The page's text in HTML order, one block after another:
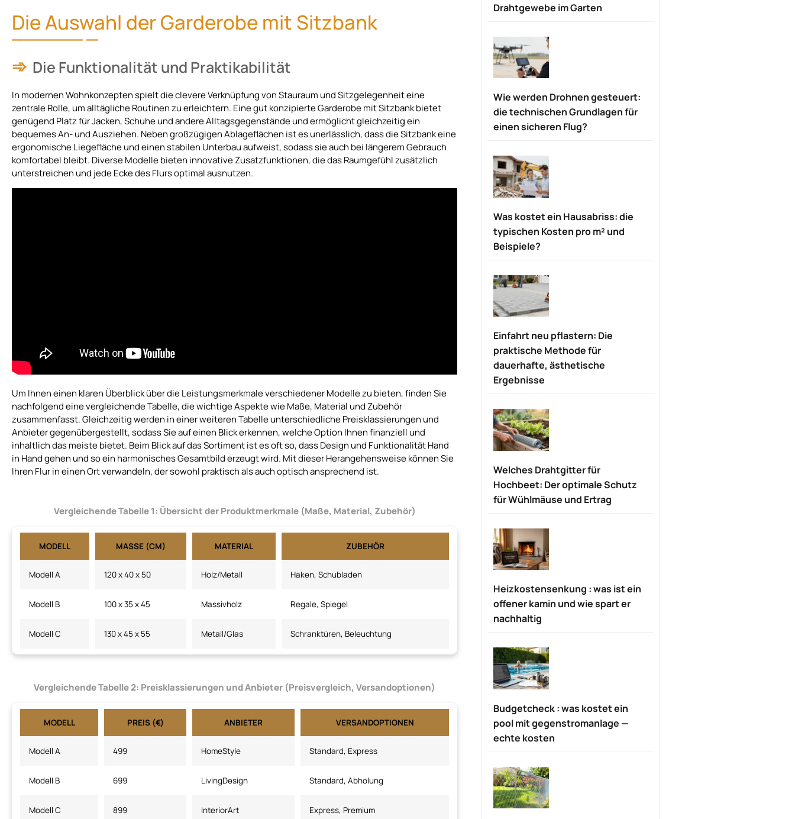
Die Auswahl der Garderobe mit Sitzbank
Die Funktionalität und Praktikabilität
In modernen Wohnkonzepten spielt die clevere Verknüpfung von Stauraum und Sitzgelegenheit eine
zentrale Rolle, um alltägliche Routinen zu erleichtern. Eine gut konzipierte Garderobe mit Sitzbank bietet
genügend Platz für Jacken, Schuhe und andere Alltagsgegenstände und ermöglicht gleichzeitig ein
bequemes An- und Ausziehen. Neben großzügigen Ablageflächen ist es unerlässlich, dass die Sitzbank eine
ergonomische Liegefläche und einen stabilen Unterbau aufweist, sodass sie auch bei längerem Gebrauch
komfortabel bleibt. Diverse Modelle bieten innovative Zusatzfunktionen, die das Raumgefühl zusätzlich
unterstreichen und jede Ecke des Flurs optimal ausnutzen.
Um Ihnen einen klaren Überblick über die Leistungsmerkmale verschiedener Modelle zu bieten, finden Sie
nachfolgend eine vergleichende Tabelle, die wichtige Aspekte wie Maße, Material und Zubehör
zusammenfasst. Gleichzeitig werden in einer weiteren Tabelle unterschiedliche Preisklassierungen und
Anbieter gegenübergestellt, sodass Sie auf einen Blick erkennen, welche Option Ihnen finanziell und
inhaltlich das meiste bietet. Beim Blick auf das Sortiment ist es oft so, dass Design und Funktionalität Hand
in Hand gehen und so ein harmonisches Gesamtbild erzeugt wird. Mit dieser Herangehensweise können Sie
Ihren Flur in einen Ort verwandeln, der sowohl praktisch als auch optisch ansprechend ist.
Vergleichende Tabelle 1: Übersicht der Produktmerkmale (Maße, Material, Zubehör)
MODELL MASSE (CM) MATERIAL ZUBEHÖR
Modell A 120 x 40 x 50 Holz/Metall Haken, Schubladen
Modell B 100 x 35 x 45 Massivholz Regale, Spiegel
Modell C 130 x 45 x 55 Metall/Glas Schranktüren, Beleuchtung
Vergleichende Tabelle 2: Preisklassierungen und Anbieter (Preisvergleich, Versandoptionen)
MODELL PREIS (€) ANBIETER VERSANDOPTIONEN
Modell A 499 HomeStyle Standard, Express
Modell B 699 LivingDesign Standard, Abholung
Modell C 899 InteriorArt Express, Premium
Drahtgewebe im Garten
Wie werden Drohnen gesteuert:
die technischen Grundlagen für
einen sicheren Flug?
Was kostet ein Hausabriss: die
typischen Kosten pro m² und
Beispiele?
Einfahrt neu pflastern: Die
praktische Methode für
dauerhafte, ästhetische
Ergebnisse
Welches Drahtgitter für
Hochbeet: Der optimale Schutz
für Wühlmäuse und Ertrag
Heizkostensenkung : was ist ein
offener kamin und wie spart er
nachhaltig
Budgetcheck : was kostet ein
pool mit gegenstromanlage —
echte kosten